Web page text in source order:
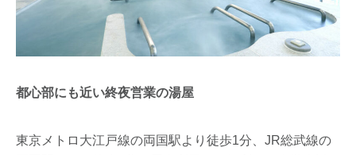
都心部にも近い終夜営業の湯屋
東京メトロ大江戸線の両国駅より徒歩1分、JR総武線の